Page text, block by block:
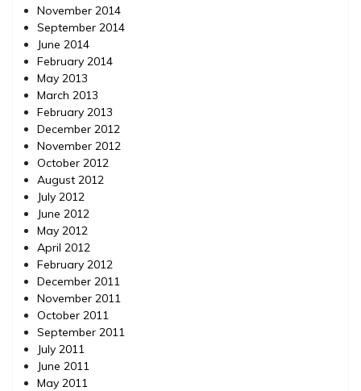
November 2014
September 2014
June 2014
February 2014
May 2013
March 2013
February 2013
December 2012
November 2012
October 2012
August 2012
July 2012
June 2012
May 2012
April 2012
February 2012
December 2011
November 2011
October 2011
September 2011
July 2011
June 2011
May 2011